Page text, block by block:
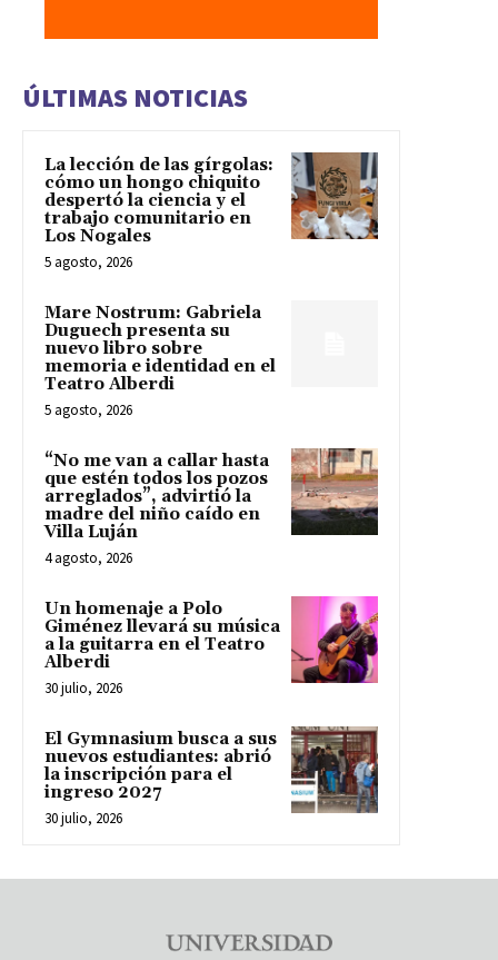
ÚLTIMAS NOTICIAS
La lección de las gírgolas:
cómo un hongo chiquito
despertó la ciencia y el
trabajo comunitario en
Los Nogales
5 agosto, 2026
Mare Nostrum: Gabriela
Duguech presenta su
nuevo libro sobre
memoria e identidad en el
Teatro Alberdi
5 agosto, 2026
“No me van a callar hasta
que estén todos los pozos
arreglados”, advirtió la
madre del niño caído en
Villa Luján
4 agosto, 2026
Un homenaje a Polo
Giménez llevará su música
a la guitarra en el Teatro
Alberdi
30 julio, 2026
El Gymnasium busca a sus
nuevos estudiantes: abrió
la inscripción para el
ingreso 2027
30 julio, 2026